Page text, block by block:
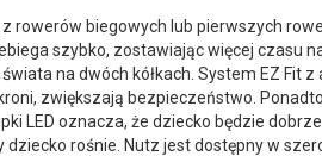
biegowych lub pierwszych
szybko, zostawiając więcej czasu
na dwóch kółkach. System EZ
zwiększają bezpieczeństwo.
LED oznacza, że dziecko będzie
rośnie. Nutz jest dostępny w